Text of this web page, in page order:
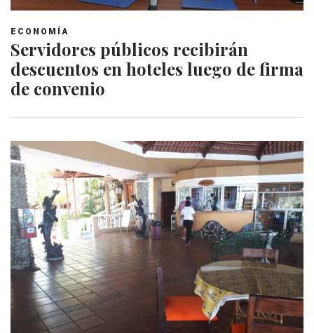
ECONOMÍA
Servidores públicos recibirán
descuentos en hoteles luego de firma
de convenio